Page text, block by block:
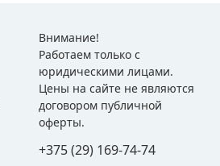
Внимание!
Работаем только с
юридическими лицами.
Цены на сайте не являются
договором публичной
оферты.
+375 (29) 169-74-74